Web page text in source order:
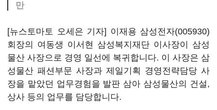
만
[뉴스토마토 오세은 기자] 이재용 삼성전자(005930)
회장의 여동생 이서현 삼성복지재단 이사장이 삼성
물산 사장으로 경영 일선에 복귀합니다. 이 사장은 삼
성물산 패션부문 사장과 제일기획 경영전략담당 사
장을 맡았던 업무경험을 발판 삼아 삼성물산의 건설,
상사 등의 업무를 담당합니다.